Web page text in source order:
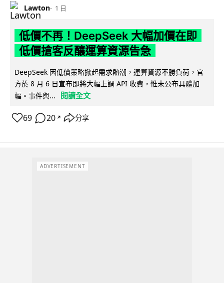
Lawton 1 日
低價不再！DeepSeek 大幅加價在即
低價搶客反釀運算資源告急
DeepSeek 因低價策略掀起需求熱潮，運算資源不勝負荷，官
方於 8 月 6 日宣布即將大幅上調 API 收費，惟未公布具體加
幅。事件與...
閱讀全文
69 20 ↗ 分享
ADVERTISEMENT